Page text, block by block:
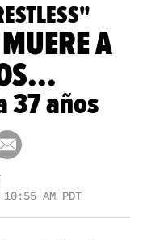
A
37 años
10:55 AM PDT